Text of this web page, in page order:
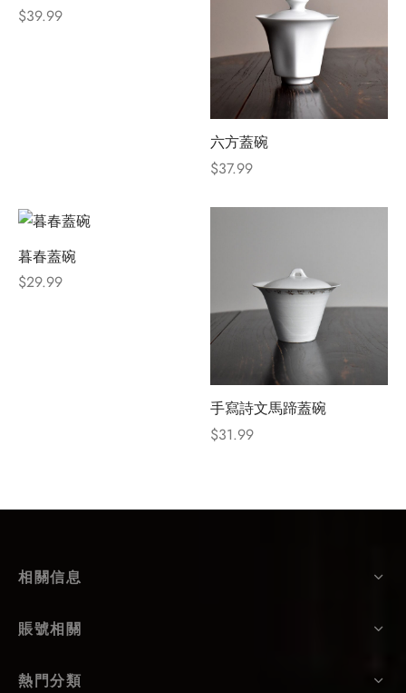
$39.99
六方蓋碗
$37.99
暮春蓋碗
$29.99
手寫詩文馬蹄蓋碗
$31.99
相關信息
賬號相關
熱門分類